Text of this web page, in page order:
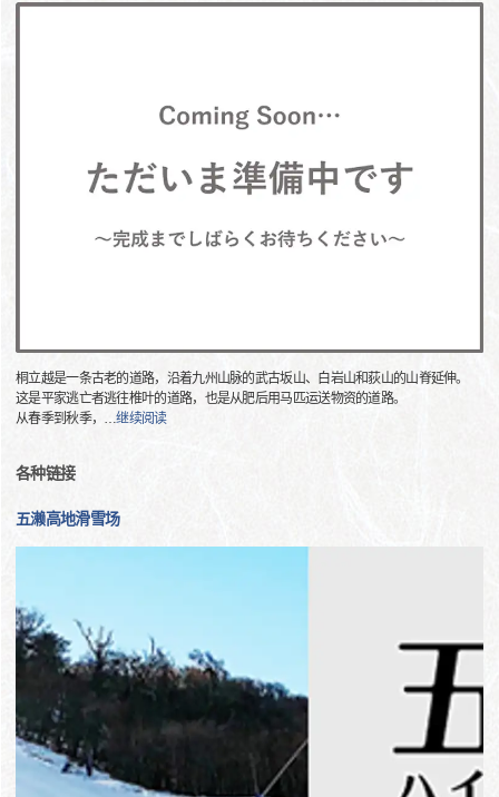
桐立越是一条古老的道路，沿着九州山脉的武古坂山、白岩山和荻山的山脊延伸。
这是平家逃亡者逃往椎叶的道路，也是从肥后用马匹运送物资的道路。
从春季到秋季， …继续阅读
各种链接
五濑高地滑雪场